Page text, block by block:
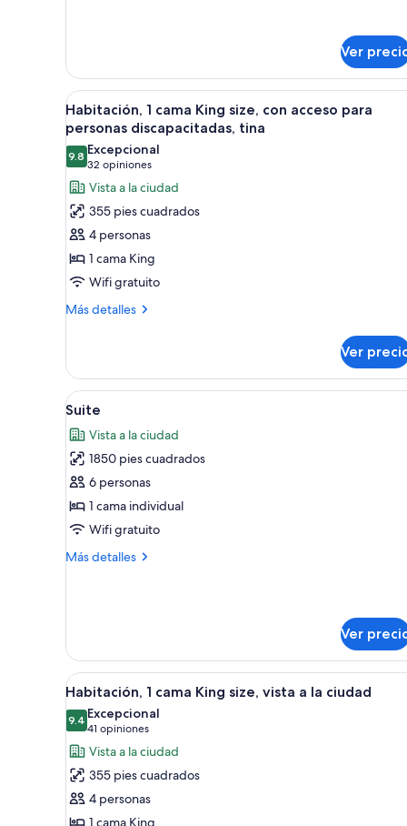
camas
Queen
size,
Ver
Abrir
todas
las
fotos
de
Habitación,
cama
King
size,
con
personas
discapacitadas,
tina
Habitación de hotel con
5
Habitación, 1 cama King size, con acceso para
personas discapacitadas, tina
9.89.8 de 10
Excepcional
32 opiniones
(32
opiniones)
Vista a la ciudad
355 pies cuadrados
4 personas
1 cama King
Wifi gratuito
Más detalles
Más
1
cama
King
con
acceso
para
personas
discapacitadas,
tina
Ver
Abrir
todas
las
fotos
de
Suite
Habitación de hotel con una
3
Suite
Vista a la ciudad
1850 pies cuadrados
6 personas
1 cama individual
Wifi gratuito
Más detalles
Más
Ver
Abrir
todas
las
fotos
de
Habitación,
1
Habitación de hotel con
9
Habitación, 1 cama King size, vista a la ciudad
9.49.4 de 10
Excepcional
41 opiniones
(41
opiniones)
Vista a la ciudad
355 pies cuadrados
4 personas
1 cama King